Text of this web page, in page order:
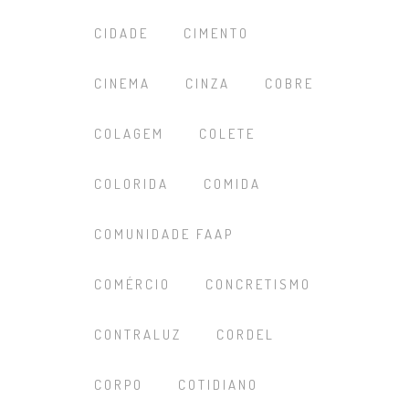
CIDADE CIMENTO
CINEMA CINZA COBRE
COLAGEM COLETE
COLORIDA COMIDA
COMUNIDADE FAAP
COMÉRCIO CONCRETISMO
CONTRALUZ CORDEL
CORPO COTIDIANO